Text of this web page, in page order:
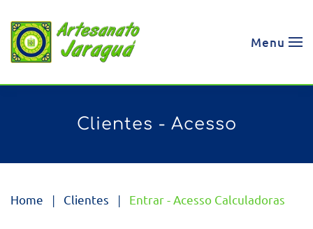
Skip to main content Menu
Clientes - Acesso
Home Clientes Entrar - Acesso Calculadoras